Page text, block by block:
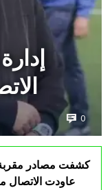
0
كشفت مصادر مقربة
عاودت